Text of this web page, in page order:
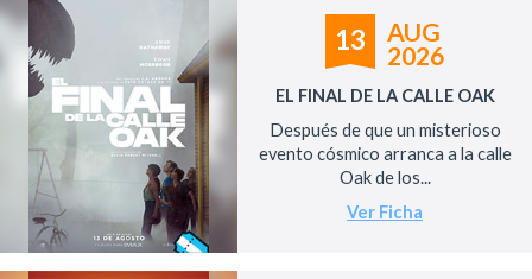
13
AUG
2026
EL FINAL DE LA CALLE OAK
Después de que un misterioso
evento cósmico arranca a la calle
Oak de los...
Ver Ficha